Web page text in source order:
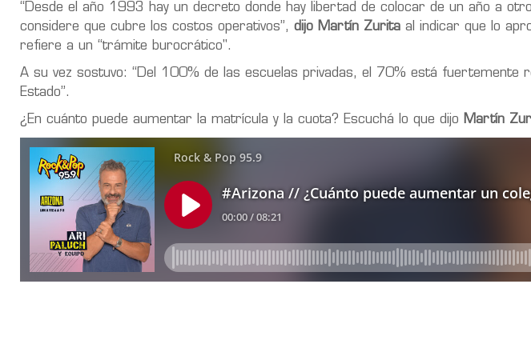
“Desde el año 1993 hay un decreto donde hay libertad de colocar de un año a
considere que cubre los costos operativos”, dijo Martín Zurita al indicar que lo
refiere a un “trámite burocrático".
A su vez sostuvo: “Del 100% de las escuelas privadas, el 70% está fuertemente
Estado”.
¿En cuánto puede aumentar la matrícula y la cuota? Escuchá lo que dijo Martín